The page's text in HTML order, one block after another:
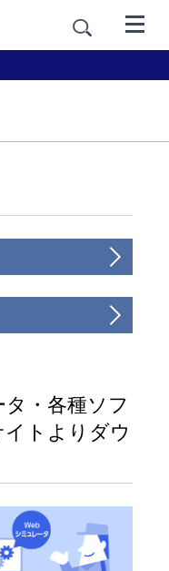
・各種ソフ
トよりダウ